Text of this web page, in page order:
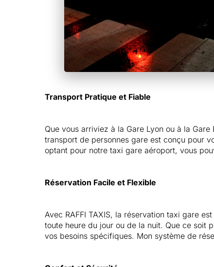
Transport Pratique et Fiable
Que vous arriviez à la Gare Lyon ou à la
transport de personnes gare est conçu pour
optant pour notre taxi gare aéroport, vous
Réservation Facile et Flexible
Avec RAFFI TAXIS, la réservation taxi gare
toute heure du jour ou de la nuit. Que ce soit
vos besoins spécifiques. Mon système de